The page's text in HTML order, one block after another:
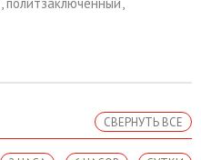
СВЕРНУТЬ ВСЕ